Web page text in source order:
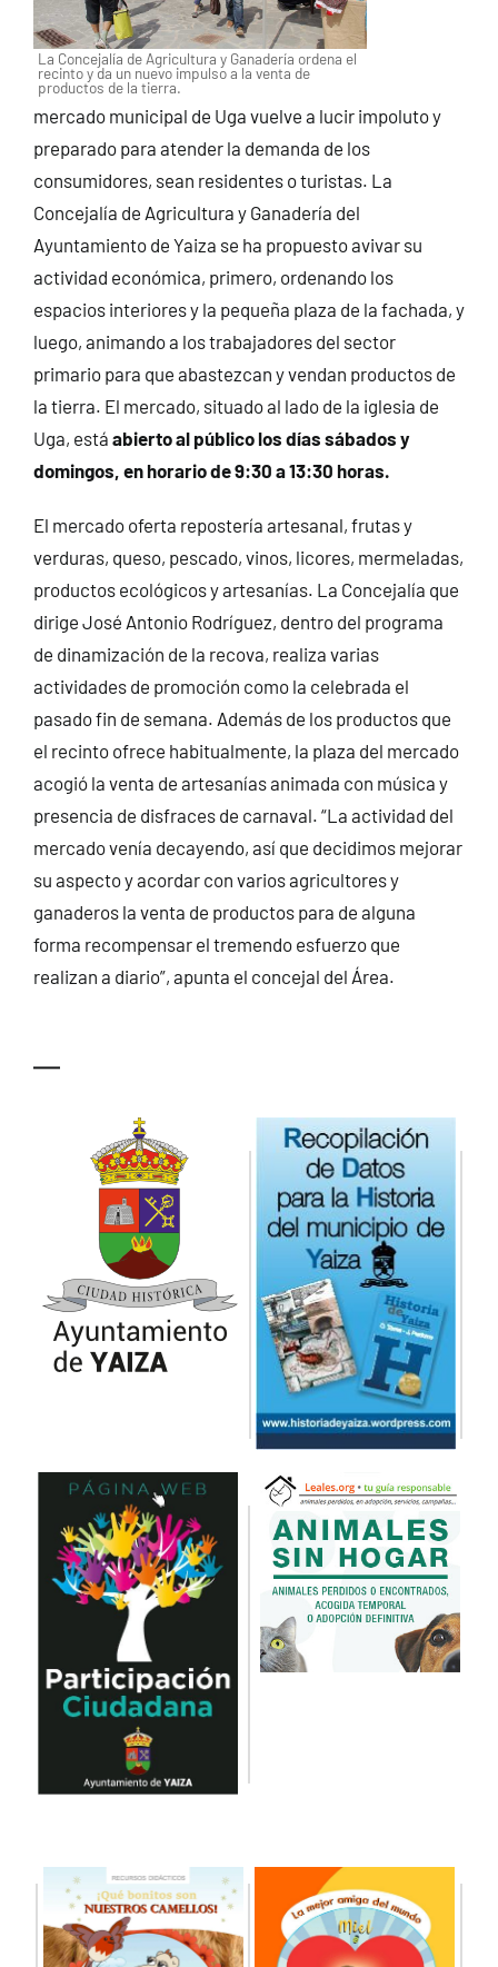
La Concejalía de Agricultura y Ganadería ordena el
recinto y da un nuevo impulso a la venta de
productos de la tierra.
mercado municipal de Uga vuelve a lucir impoluto y
preparado para atender la demanda de los
consumidores, sean residentes o turistas. La
Concejalía de Agricultura y Ganadería del
Ayuntamiento de Yaiza se ha propuesto avivar su
actividad económica, primero, ordenando los
espacios interiores y la pequeña plaza de la fachada, y
luego, animando a los trabajadores del sector
primario para que abastezcan y vendan productos de
la tierra. El mercado, situado al lado de la iglesia de
Uga, está abierto al público los días sábados y
domingos, en horario de 9:30 a 13:30 horas.
El mercado oferta repostería artesanal, frutas y
verduras, queso, pescado, vinos, licores, mermeladas,
productos ecológicos y artesanías. La Concejalía que
dirige José Antonio Rodríguez, dentro del programa
de dinamización de la recova, realiza varias
actividades de promoción como la celebrada el
pasado fin de semana. Además de los productos que
el recinto ofrece habitualmente, la plaza del mercado
acogió la venta de artesanías animada con música y
presencia de disfraces de carnaval. “La actividad del
mercado venía decayendo, así que decidimos mejorar
su aspecto y acordar con varios agricultores y
ganaderos la venta de productos para de alguna
forma recompensar el tremendo esfuerzo que
realizan a diario”, apunta el concejal del Área.
—